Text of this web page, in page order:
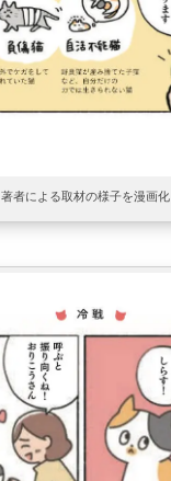
著者による取材の様子を漫画化